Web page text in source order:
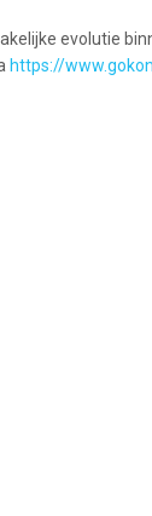
evolutie
https://